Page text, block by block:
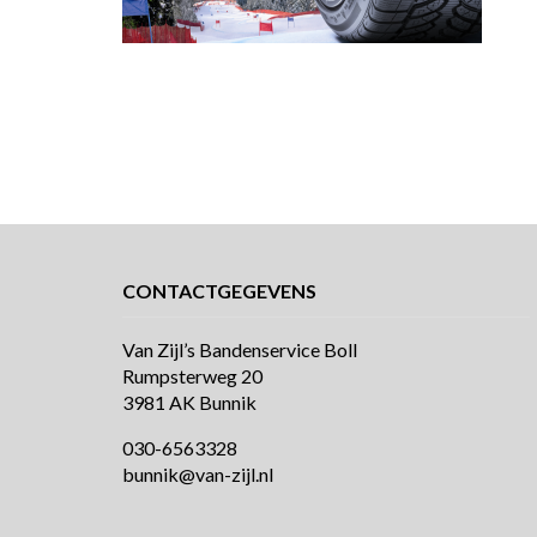
CONTACTGEGEVENS
Van Zijl’s Bandenservice Boll
Rumpsterweg 20
3981 AK Bunnik
030-6563328
bunnik@van-zijl.nl